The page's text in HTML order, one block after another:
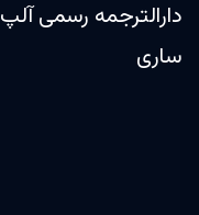
دارالترجمه رسمی آلپ
ساری